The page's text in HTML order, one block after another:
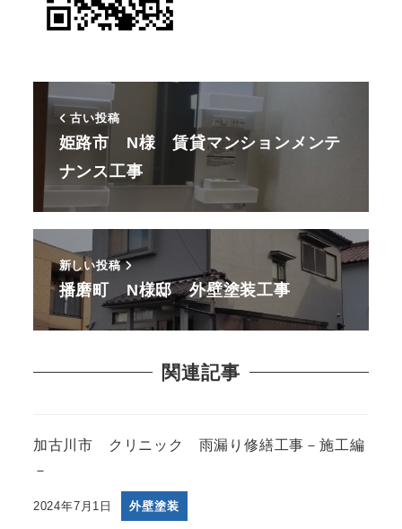
古い投稿
姫路市 N様 賃貸マンションメンテ
ナンス工事
新しい投稿
播磨町 N様邸 外壁塗装工事
関連記事
加古川市 クリニック 雨漏り修繕工事－施工編
－
2024年7月1日 外壁塗装